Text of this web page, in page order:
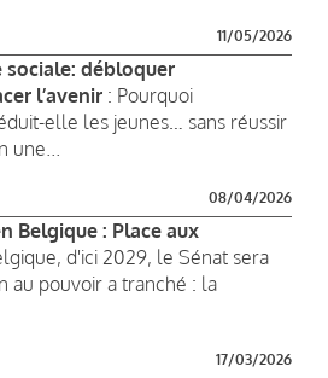
11/05/2026
sociale: débloquer
l’avenir : Pourquoi
elle les jeunes… sans réussir
08/04/2026
Belgique : Place aux
d'ici 2029, le Sénat sera
au pouvoir a tranché : la
17/03/2026